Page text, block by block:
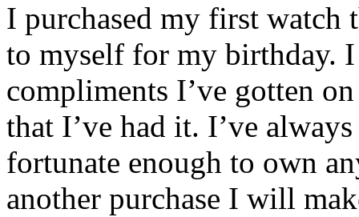
I purchased my first
to myself for my birthday.
compliments I’ve gotten
that I’ve had it. I’ve
fortunate enough to own
another purchase I will